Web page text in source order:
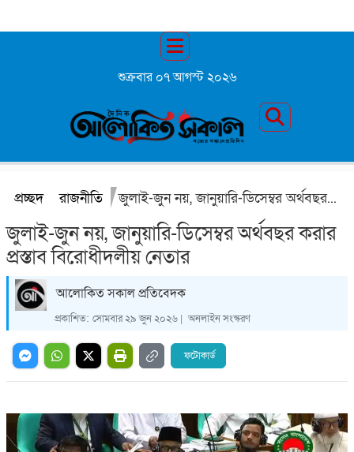
শুক্রবার ০৭ আগস্ট ২০২৬
প্রচ্ছদ রাজনীতি জুলাই-জুন নয়, জানুয়ারি-ডিসেম্বর অর্থবছর করার প্রস্তাব বিরোধীদলীয় নেতার
জুলাই-জুন নয়, জানুয়ারি-ডিসেম্বর অর্থবছর করার
প্রস্তাব বিরোধীদলীয় নেতার
আলোকিত সকাল প্রতিবেদক
প্রকাশিত: সোমবার ২৯ জুন ২০২৬ | অনলাইন সংস্করণ
ফটোকার্ড